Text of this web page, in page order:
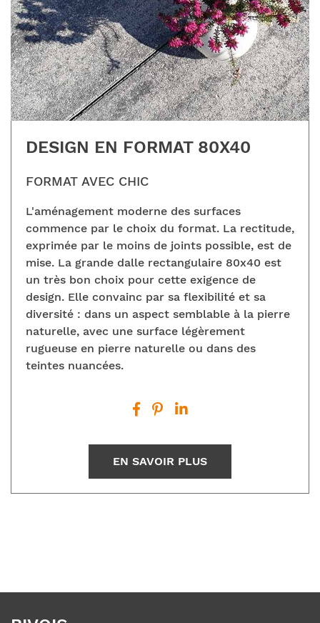
DESIGN EN FORMAT 80X40
FORMAT AVEC CHIC
L'aménagement moderne des surfaces
commence par le choix du format. La rectitude,
exprimée par le moins de joints possible, est de
mise. La grande dalle rectangulaire 80x40 est
un très bon choix pour cette exigence de
design. Elle convainc par sa flexibilité et sa
diversité : dans un aspect semblable à la pierre
naturelle, avec une surface légèrement
rugueuse en pierre naturelle ou dans des
teintes nuancées.
EN SAVOIR PLUS